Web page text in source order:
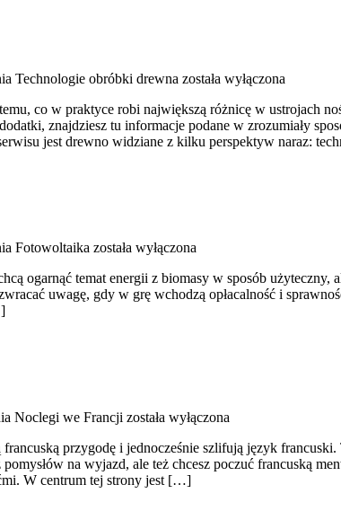
Technologie obróbki drewna została wyłączona
co w praktyce robi największą różnicę w ustrojach
znajdziesz tu informacje podane w zrozumiały
jest drewno widziane z kilku perspektyw naraz:
Fotowoltaika została wyłączona
ogarnąć temat energii z biomasy w sposób
uwagę, gdy w grę wchodzą opłacalność i
Noclegi we Francji została wyłączona
francuską przygodę i jednocześnie szlifują język
na wyjazd, ale też chcesz poczuć francuską
W centrum tej strony jest […]